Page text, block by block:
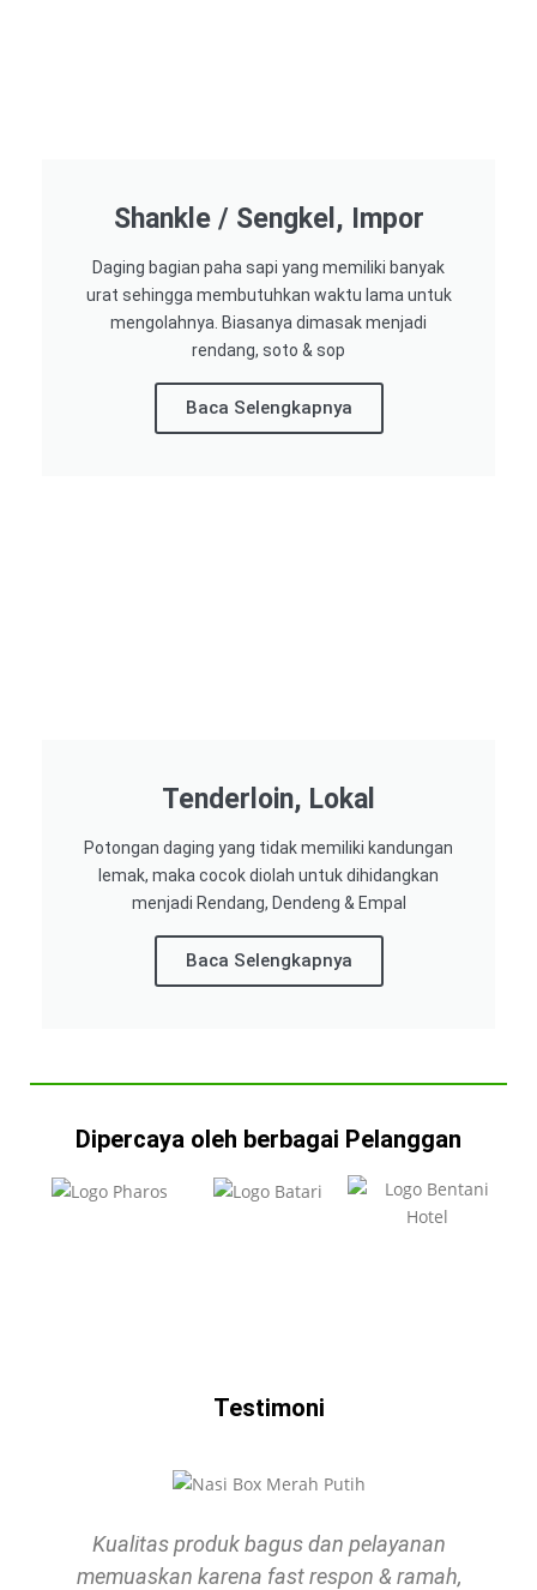
Shankle / Sengkel, Impor
Daging bagian paha sapi yang memiliki banyak
urat sehingga membutuhkan waktu lama untuk
mengolahnya. Biasanya dimasak menjadi
rendang, soto & sop
Baca Selengkapnya
Tenderloin, Lokal
Potongan daging yang tidak memiliki kandungan
lemak, maka cocok diolah untuk dihidangkan
menjadi Rendang, Dendeng & Empal
Baca Selengkapnya
Dipercaya oleh berbagai Pelanggan
Testimoni
Kualitas produk bagus dan pelayanan
memuaskan karena fast respon & ramah,